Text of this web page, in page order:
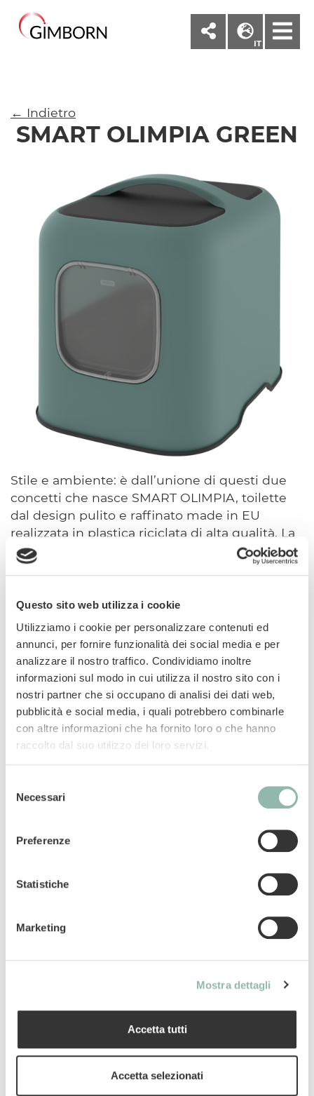
Questo sito web utilizza i cookie
Utilizziamo i cookie per personalizzare contenuti ed
annunci, per fornire funzionalità dei social media e per
analizzare il nostro traffico. Condividiamo inoltre
informazioni sul modo in cui utilizza il nostro sito con i
nostri partner che si occupano di analisi dei dati web,
pubblicità e social media, i quali potrebbero combinarle
con altre informazioni che ha fornito loro o che hanno
raccolto dal suo utilizzo dei loro servizi.
delNecessari
Preferenze
Statistiche
Marketing
Mostra dettagli
Accetta tutti
Accetta selezionati
IT
← Indietro
SMART OLIMPIA GREEN
Stile e ambiente: è dall’unione di questi due
concetti che nasce SMART OLIMPIA, toilette
dal design pulito e raffinato made in EU
realizzata in plastica riciclata di alta qualità. La
rifinitura opaca di SMART OLIMPIA la rende
ancora più sobria ed elegante, adattando i suoi
più moderni a quelli più classici. La porta
basculante è dotata di un magnete per una
chiusura sempre stabile e per prevenire i
cattivi odori. Grazie inoltre al filtro al carbone
attivo, sembrerà quasi come non averla in
casa. La maniglia ergonomica rende questa
lettiera facile da usare e da pulire. La paletta
inclusa può essere riposta all’interno della
lettiera grazie al suo comodo gancio.
Plastica riciclata
Grazie al filtro al carbone attivo e alla
chiusura magnetica, i cattivi odori sono
Con paletta inclusa
51x39,5x44 cm
Codice articolo: 2107106L
Codice ean: 8009632065205